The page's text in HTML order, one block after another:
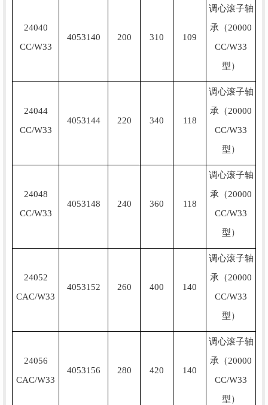
24040
CC/W33
4053140 200 310 109
调心滚子轴
承（20000
CC/W33
型）
24044
CC/W33
4053144 220 340 118
调心滚子轴
承（20000
CC/W33
型）
24048
CC/W33
4053148 240 360 118
调心滚子轴
承（20000
CC/W33
型）
24052
CAC/W33
4053152 260 400 140
调心滚子轴
承（20000
CC/W33
型）
24056
CAC/W33
4053156 280 420 140
调心滚子轴
承（20000
CC/W33
型）